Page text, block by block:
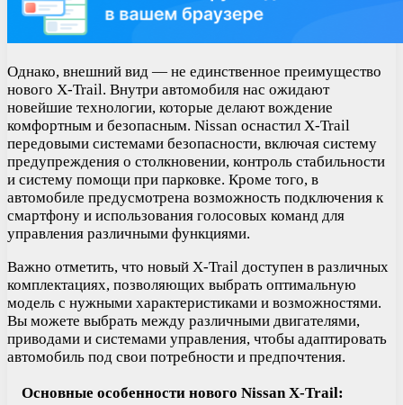
Однако, внешний вид — не единственное преимущество
нового X-Trail. Внутри автомобиля нас ожидают
новейшие технологии, которые делают вождение
комфортным и безопасным. Nissan оснастил X-Trail
передовыми системами безопасности, включая систему
предупреждения о столкновении, контроль стабильности
и систему помощи при парковке. Кроме того, в
автомобиле предусмотрена возможность подключения к
смартфону и использования голосовых команд для
управления различными функциями.
Важно отметить, что новый X-Trail доступен в различных
комплектациях, позволяющих выбрать оптимальную
модель с нужными характеристиками и возможностями.
Вы можете выбрать между различными двигателями,
приводами и системами управления, чтобы адаптировать
автомобиль под свои потребности и предпочтения.
Основные особенности нового Nissan X-Trail: